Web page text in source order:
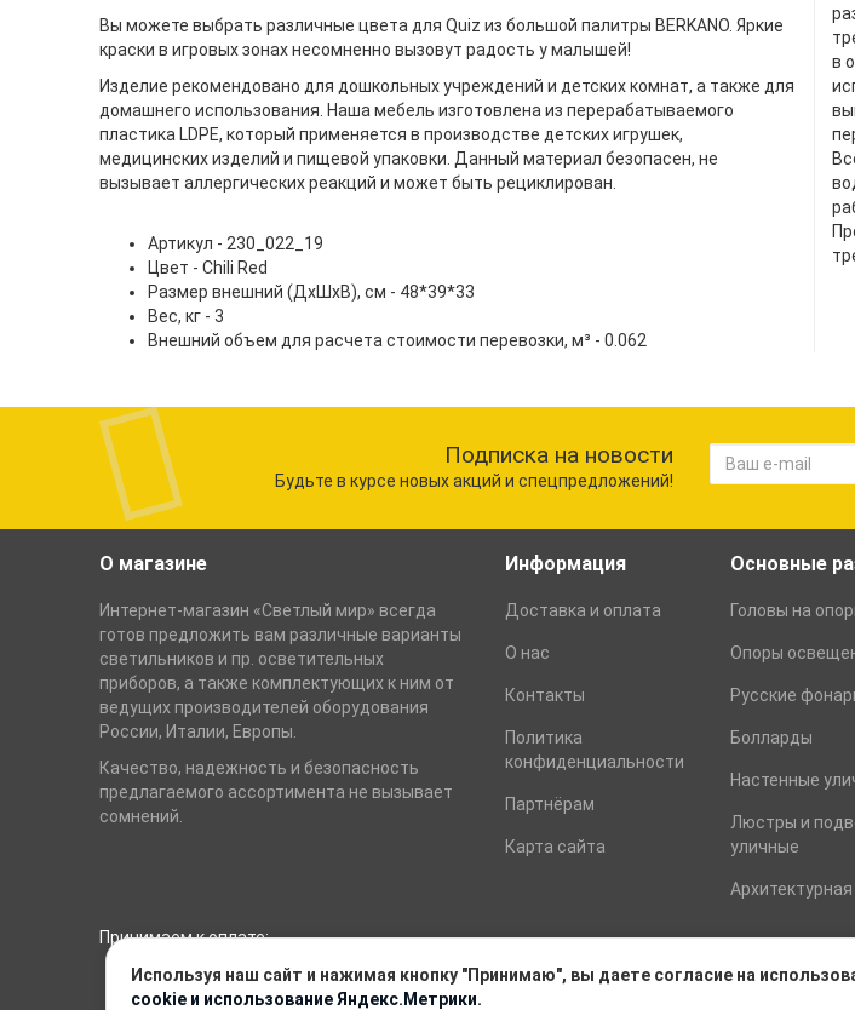
Вы можете выбрать различные цвета для Quiz из большой палитры BERKANO. Яркие
краски в игровых зонах несомненно вызовут радость у малышей!
Изделие рекомендовано для дошкольных учреждений и детских комнат, а также для
домашнего использования. Наша мебель изготовлена из перерабатываемого
пластика LDPE, который применяется в производстве детских игрушек,
медицинских изделий и пищевой упаковки. Данный материал безопасен, не
вызывает аллергических реакций и может быть рециклирован.
Артикул - 230_022_19
Цвет - Chili Red
Размер внешний (ДхШхВ), см - 48*39*33
Вес, кг - 3
Внешний объем для расчета стоимости перевозки, м³ - 0.062
в
Подписка на новости
Будьте в курсе новых акций и спецпредложений!
О магазине
Интернет-магазин «Светлый мир» всегда
готов предложить вам различные варианты
светильников и пр. осветительных
приборов, а также комплектующих к ним от
ведущих производителей оборудования
России, Италии, Европы.
Качество, надежность и безопасность
предлагаемого ассортимента не вызывает
сомнений.
Информация
Доставка и оплата
О нас
Контакты
Политика
конфиденциальности
Партнёрам
Карта сайта
Основные
Головы на
Опоры
Русские
Болларды
Настенные
Люстры и
уличные
Принимаем к оплате:
Используя наш сайт и нажимая кнопку "Принимаю", вы даете согласие на
cookie и использование Яндекс.Метрики.